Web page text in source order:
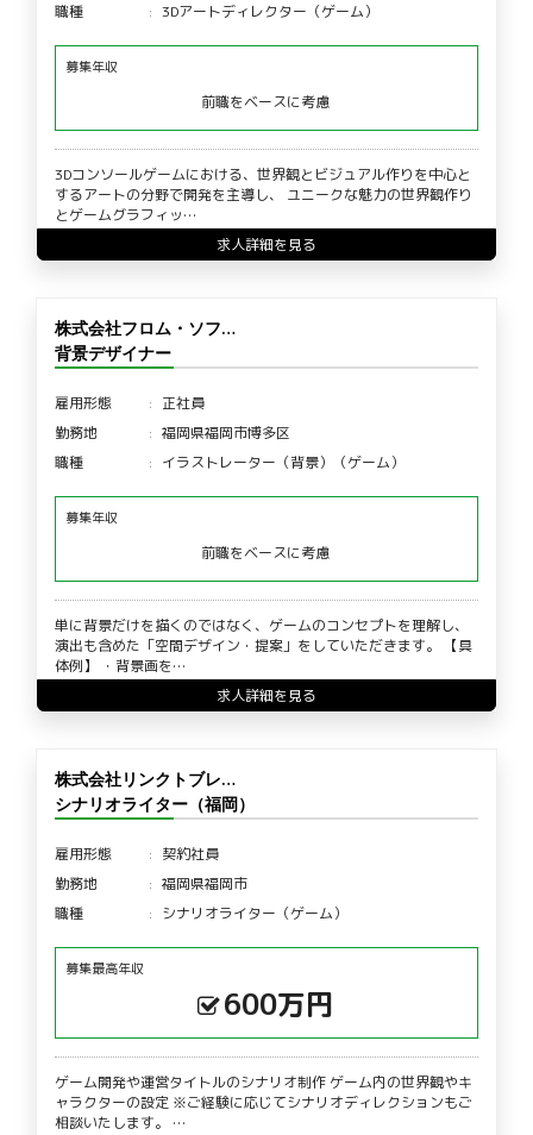
職種
3Dアートディレクター（ゲーム）
募集年収
前職をベースに考慮
3Dコンソールゲームにおける、世界観とビジュアル作りを中心と
するアートの分野で開発を主導し、 ユニークな魅力の世界観作り
とゲームグラフィッ…
求人詳細を見る
株式会社フロム・ソフ…
背景デザイナー
雇用形態
正社員
勤務地
福岡県福岡市博多区
職種
イラストレーター（背景）（ゲーム）
募集年収
前職をベースに考慮
単に背景だけを描くのではなく、ゲームのコンセプトを理解し、
演出も含めた「空間デザイン・提案」をしていただきます。 【具
体例】 ・背景画を…
求人詳細を見る
株式会社リンクトブレ…
シナリオライター（福岡）
雇用形態
契約社員
勤務地
福岡県福岡市
職種
シナリオライター（ゲーム）
募集最高年収
600万円
ゲーム開発や運営タイトルのシナリオ制作 ゲーム内の世界観やキ
ャラクターの設定 ※ご経験に応じてシナリオディレクションもご
相談いたします。 …